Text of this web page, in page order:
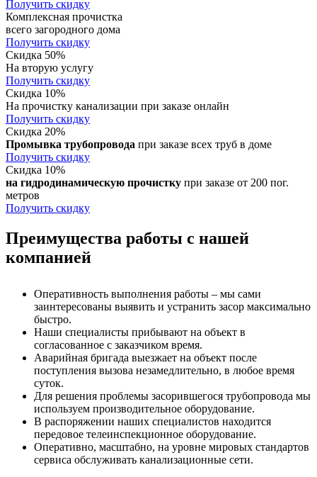
Получить скидку
Комплексная прочистка
всего загородного дома
Получить скидку
Скидка 50%
На вторую услугу
Получить скидку
Скидка 10%
На прочистку канализации при заказе онлайн
Получить скидку
Скидка 20%
Промывка трубопровода при заказе всех труб в доме
Получить скидку
Скидка 10%
на гидродинамическую прочистку при заказе от 200 пог.
метров
Получить скидку
Преимущества работы с нашей
компанией
Оперативность выполнения работы – мы сами
заинтересованы выявить и устранить засор максимально
быстро.
Наши специалисты прибывают на объект в
согласованное с заказчиком время.
Аварийная бригада выезжает на объект после
поступления вызова незамедлительно, в любое время
суток.
Для решения проблемы засорившегося трубопровода мы
используем производительное оборудование.
В распоряжении наших специалистов находится
передовое телеинспекционное оборудование.
Оперативно, масштабно, на уровне мировых стандартов
сервиса обслуживать канализационные сети.